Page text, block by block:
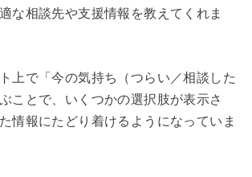
な相談先や支援情報を教えてくれま
上で「今の気持ち（つらい／相談した
ことで、いくつかの選択肢が表示さ
情報にたどり着けるようになっていま